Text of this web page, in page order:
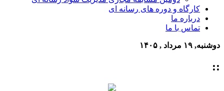
کارگاه و دوره های رسانه ای
درباره ما
تماس با ما
دوشنبه, ۱۹ مرداد , ۱۴۰۵
::